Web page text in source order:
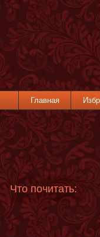
Главная
Что почитать: